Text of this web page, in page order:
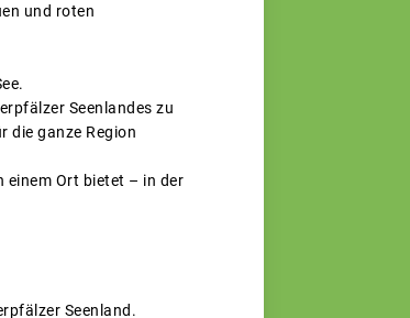
und roten
Seenlandes zu
die ganze Region
einem Ort bietet – in der
Seenland.